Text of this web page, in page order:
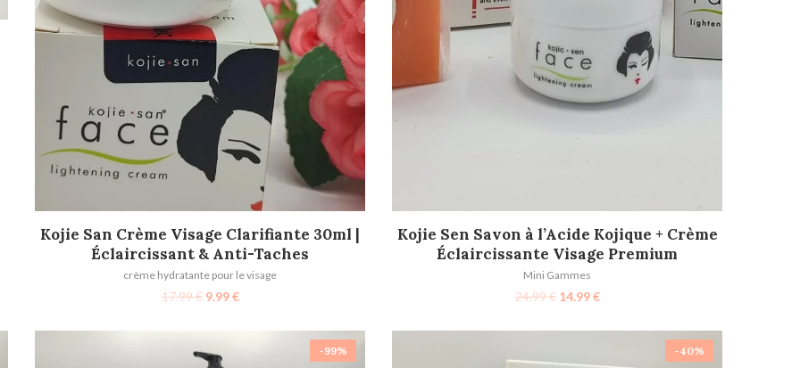
AJOUTER AU PANIER
Kojie San Crème Visage Clarifiante 30ml |
Éclaircissant & Anti-Taches
crème hydratante pour le visage
17.99€ 9.99€
AJOUTER AU PANIER
Kojie Sen Savon à l’Acide Kojique + Crème
Éclaircissante Visage Premium
Mini Gammes
24.99€ 14.99€
-99% -40%